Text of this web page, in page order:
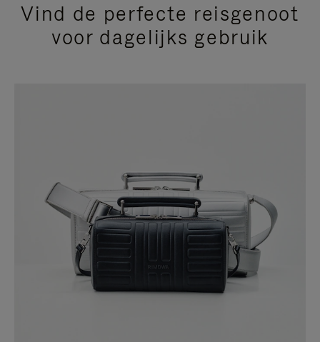
Vind de perfecte reisgenoot
voor dagelijks gebruik